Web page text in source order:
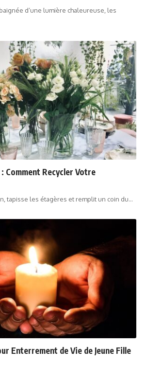
d’une lumière chaleureuse, les
Comment Recycler Votre
tapisse les étagères et remplit un coin du…
Enterrement de Vie de Jeune Fille